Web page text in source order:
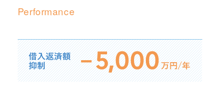
Performance